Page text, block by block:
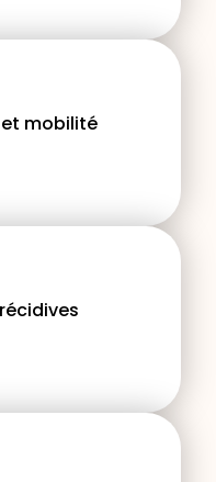
mobilité